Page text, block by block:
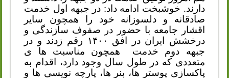
دارند. خوشبخت ادامه داد: در جبهه اول خدمت
صادقانه و دلسوزانه خود را همچون سایر
اقشار جامعه با حضور در صفوف سازندگی و
درخشش ایران در افق ۱۴۰۰ رقم زدند و در
جبهه دوم خدمت
همچون مناسبت ها ی
متعددی که در طول سال وجود دارد، اقدام به
پاکسازی پوستر ها، بنر ها، پارچه نویسی ها و